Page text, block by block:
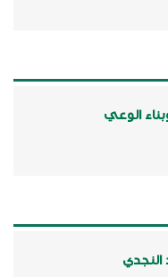
الوعي
النجدي